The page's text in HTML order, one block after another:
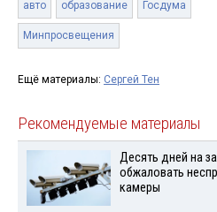
авто образование Госдума
Минпросвещения
Ещё материалы: Сергей Тен
Рекомендуемые материалы
Десять дней на
обжаловать
камеры